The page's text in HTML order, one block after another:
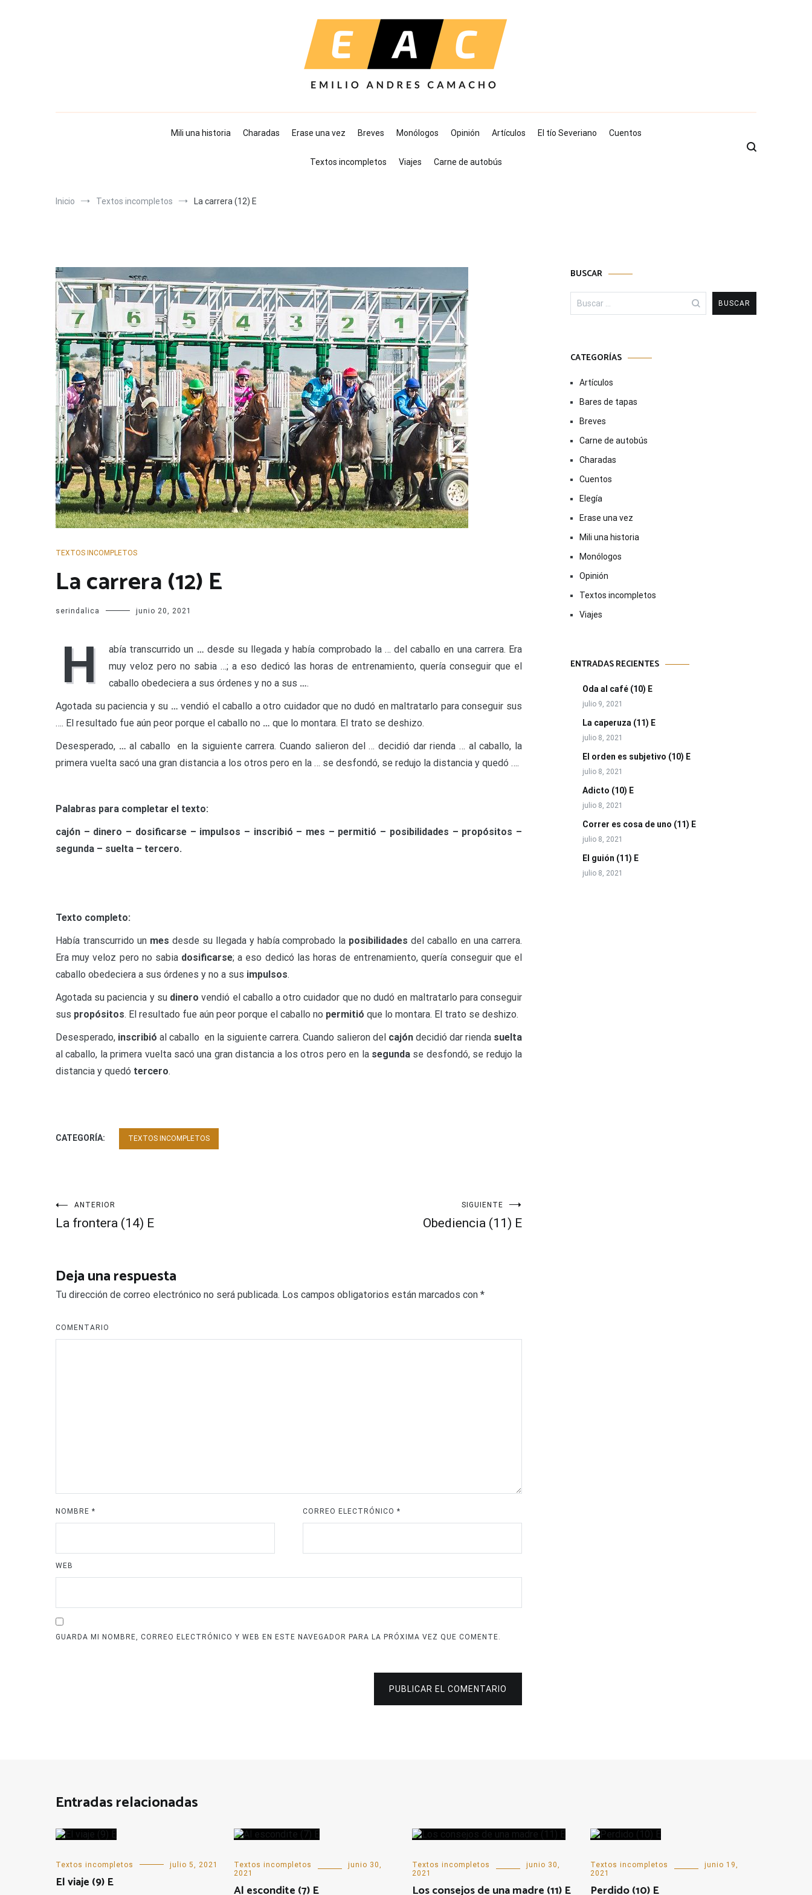
Mili una historia Charadas Erase una vez Breves Monólogos Opinión Artículos El tío Severiano Cuentos
Textos incompletos Viajes Carne de autobús
Inicio Textos incompletos La carrera (12) E
TEXTOS INCOMPLETOS
La carrera (12) E
serindalica junio 20, 2021
H abía transcurrido un … desde su llegada y había comprobado la … del caballo en una carrera. Era
muy veloz pero no sabia …; a eso dedicó las horas de entrenamiento, quería conseguir que el
caballo obedeciera a sus órdenes y no a sus ….
Agotada su paciencia y su … vendió el caballo a otro cuidador que no dudó en maltratarlo para conseguir sus
…. El resultado fue aún peor porque el caballo no … que lo montara. El trato se deshizo.
Desesperado, … al caballo en la siguiente carrera. Cuando salieron del … decidió dar rienda … al caballo, la
primera vuelta sacó una gran distancia a los otros pero en la … se desfondó, se redujo la distancia y quedó ….
Palabras para completar el texto:
cajón – dinero – dosificarse – impulsos – inscribió – mes – permitió – posibilidades – propósitos –
segunda – suelta – tercero.
Texto completo:
Había transcurrido un mes desde su llegada y había comprobado la posibilidades del caballo en una carrera.
Era muy veloz pero no sabia dosificarse; a eso dedicó las horas de entrenamiento, quería conseguir que el
caballo obedeciera a sus órdenes y no a sus impulsos.
Agotada su paciencia y su dinero vendió el caballo a otro cuidador que no dudó en maltratarlo para conseguir
sus propósitos. El resultado fue aún peor porque el caballo no permitió que lo montara. El trato se deshizo.
Desesperado, inscribió al caballo en la siguiente carrera. Cuando salieron del cajón decidió dar rienda suelta
al caballo, la primera vuelta sacó una gran distancia a los otros pero en la segunda se desfondó, se redujo la
distancia y quedó tercero.
CATEGORÍA: TEXTOS INCOMPLETOS
Navegación
entradas
ANTERIOR
La frontera (14) E
SIGUIENTE
Obediencia (11) E
Deja una respuesta
Tu dirección de correo electrónico no será publicada. Los campos obligatorios están marcados con *
COMENTARIO
NOMBRE * CORREO ELECTRÓNICO*
WEB
GUARDA MI NOMBRE, CORREO ELECTRÓNICO Y WEB EN ESTE NAVEGADOR PARA LA PRÓXIMA VEZ QUE COMENTE.
PUBLICAR EL COMENTARIO
BUSCAR
Buscar:
CATEGORÍAS
Artículos
Bares de tapas
Breves
Carne de autobús
Charadas
Cuentos
Elegía
Erase una vez
Mili una historia
Monólogos
Opinión
Textos incompletos
Viajes
ENTRADAS RECIENTES
Oda al café (10) E
julio 9, 2021
La caperuza (11) E
julio 8, 2021
El orden es subjetivo (10) E
julio 8, 2021
Adicto (10) E
julio 8, 2021
Correr es cosa de uno (11) E
julio 8, 2021
El guión (11) E
julio 8, 2021
Entradas relacionadas
Textos incompletos julio 5, 2021
El viaje (9) E
Textos incompletos
junio 30,
2021
Al escondite (7) E
Textos incompletos
junio 30,
2021
Los consejos de una madre (11) E
Textos incompletos
junio 19,
2021
Perdido (10) E